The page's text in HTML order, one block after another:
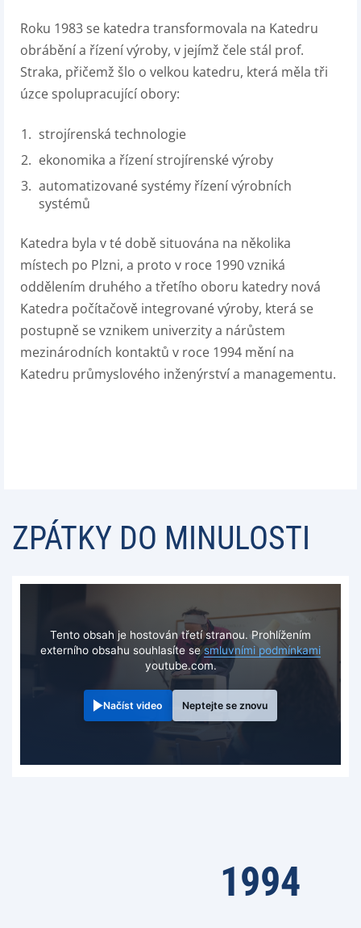
Roku 1983 se katedra transformovala na Katedru
obrábění a řízení výroby, v jejímž čele stál prof.
Straka, přičemž šlo o velkou katedru, která měla tři
úzce spolupracující obory:
strojírenská technologie
ekonomika a řízení strojírenské výroby
automatizované systémy řízení výrobních
systémů
Katedra byla v té době situována na několika
místech po Plzni, a proto v roce 1990 vzniká
oddělením druhého a třetího oboru katedry nová
Katedra počítačově integrované výroby, která se
postupně se vznikem univerzity a nárůstem
mezinárodních kontaktů v roce 1994 mění na
Katedru průmyslového inženýrství a managementu.
ZPÁTKY DO MINULOSTI
Tento obsah je hostován třetí stranou. Prohlížením
externího obsahu souhlasíte sesmluvními podmínkami
youtube.com.
Načíst video Neptejte se znovu
1994